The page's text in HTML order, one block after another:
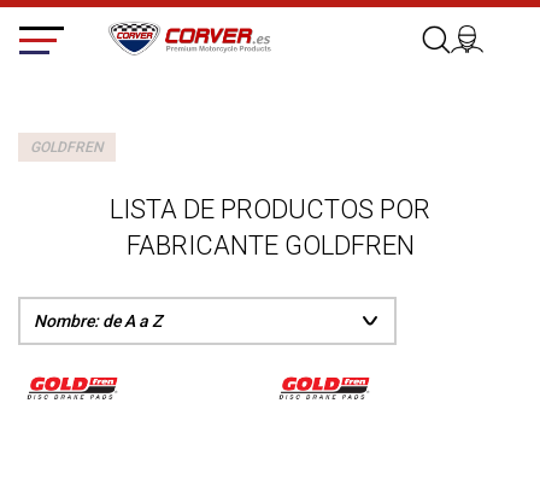
GOLDFREN
LISTA DE PRODUCTOS POR
FABRICANTE GOLDFREN